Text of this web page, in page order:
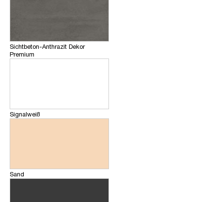
Sichtbeton-Anthrazit Dekor
Premium
Signalweiß
Sand